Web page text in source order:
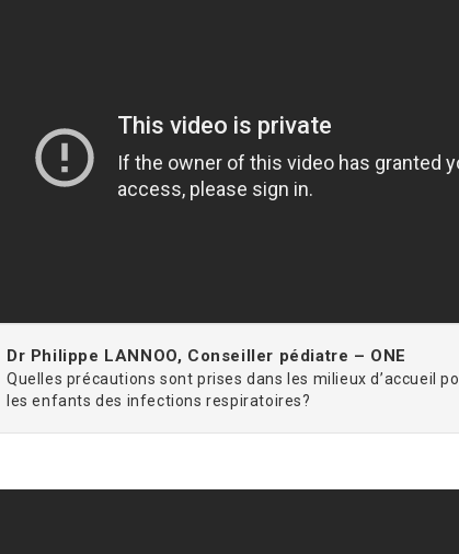
Dr Philippe LANNOO, Conseiller pédiatre – ONE
Quelles précautions sont prises dans les milieux d’accueil
les enfants des infections respiratoires?